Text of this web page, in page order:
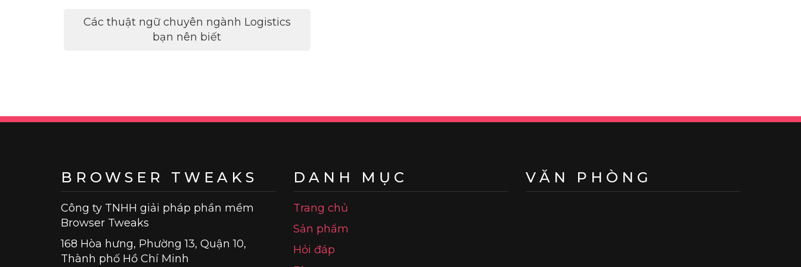
Điều
Các thuật ngữ chuyên ngành Logistics
bạn nên biết
BROWSER TWEAKS
Công ty TNHH giải pháp phần mềm
Browser Tweaks
168 Hòa hưng, Phường 13, Quận 10,
Thành phố Hồ Chí Minh
DANH MỤC
Trang chủ
Sản phẩm
Hỏi đáp
VĂN PHÒNG